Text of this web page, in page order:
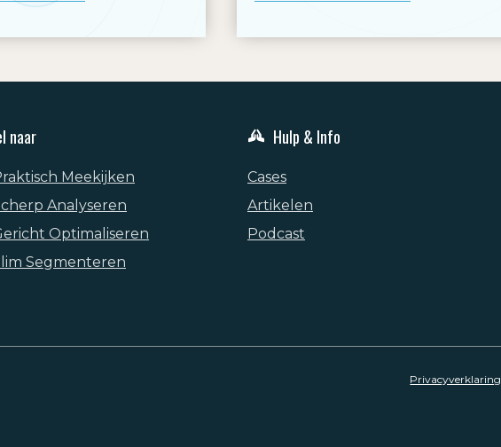
naar
Meekijken
Analyseren
Optimaliseren
Segmenteren
Hulp & Info
Cases
Artikelen
Podcast
Privacyverklaring